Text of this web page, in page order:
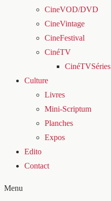
CineVOD/DVD
CineVintage
CineFestival
CinéTV
CinéTVSéries
Culture
Livres
Mini-Scriptum
Planches
Expos
Edito
Contact
Menu